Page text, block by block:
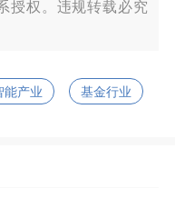
授权。违规转载必究
能产业 基金行业